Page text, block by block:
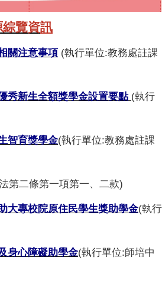
覽資訊
關注意事項 (執行單位:教務處註課
秀新生全額獎學金設置要點 (執行
智育獎學金(執行單位:教務處註課
二條第一項第一、二款)
大專校院原住民學生獎助學金(執行
身心障礙助學金(執行單位:師培中